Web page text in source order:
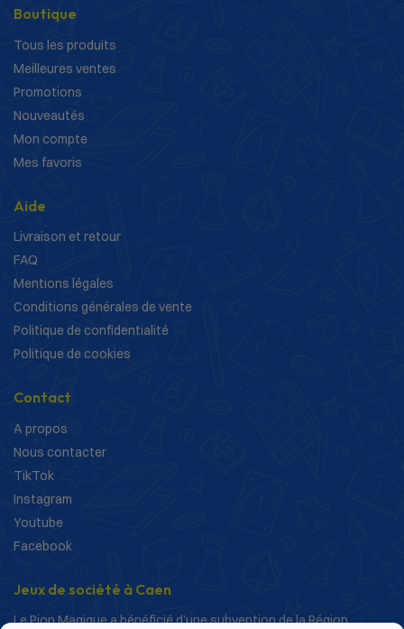
Boutique
Tous les produits
Meilleures ventes
Promotions
Nouveautés
Mon compte
Mes favoris
Aide
Livraison et retour
FAQ
Mentions légales
Conditions générales de vente
Politique de confidentialité
Politique de cookies
Contact
A propos
Nous contacter
TikTok
Instagram
Youtube
Facebook
Jeux de société à Caen
Le Pion Magique a bénéficié d’une subvention de la Région